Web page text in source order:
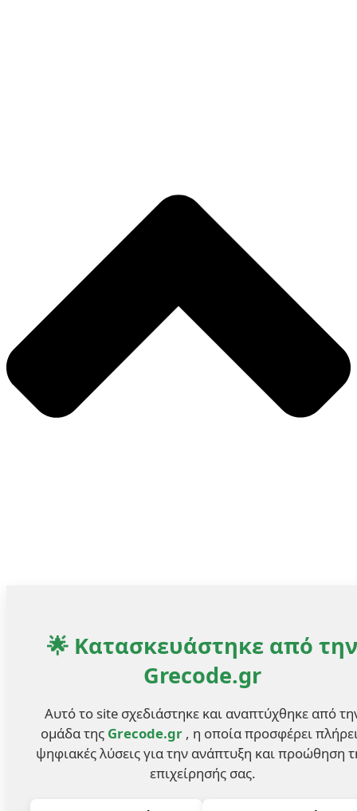
🌟 Κατασκευάστηκε από την
Grecode.gr
Αυτό το site σχεδιάστηκε και αναπτύχθηκε από
ομάδα της Grecode.gr , η οποία προσφέρει
ψηφιακές λύσεις για την ανάπτυξη και προώθηση
επιχείρησής σας.